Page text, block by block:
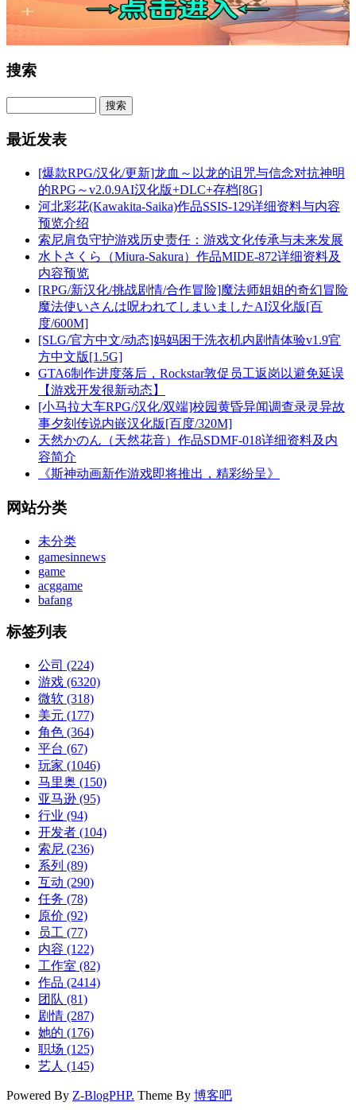
搜索
最近发表
[爆款RPG/汉化/更新]龙血～以龙的诅咒与信念对抗神明
的RPG～v2.0.9AI汉化版+DLC+存档[8G]
河北彩花(Kawakita-Saika)作品SSIS-129详细资料与内容
预览介绍
索尼肩负守护游戏历史责任：游戏文化传承与未来发展
水卜さくら（Miura-Sakura）作品MIDE-872详细资料及
内容预览
[RPG/新汉化/挑战剧情/合作冒险]魔法师姐姐的奇幻冒险
魔法使いさんは呪われてしまいましたAI汉化版[百
度/600M]
[SLG/官方中文/动态]妈妈困于洗衣机内剧情体验v1.9官
方中文版[1.5G]
GTA6制作进度落后，Rockstar敦促员工返岗以避免延误
【游戏开发很新动态】
[小马拉大车RPG/汉化/双端]校园黄昏异闻调查录灵异故
事夕刻传说内嵌汉化版[百度/320M]
天然かのん（天然花音）作品SDMF-018详细资料及内
容简介
《斯神动画新作游戏即将推出，精彩纷呈》
网站分类
未分类
gamesinnews
game
acggame
bafang
标签列表
公司 (224)
游戏 (6320)
微软 (318)
美元 (177)
角色 (364)
平台 (67)
玩家 (1046)
马里奥 (150)
亚马逊 (95)
行业 (94)
开发者 (104)
索尼 (236)
系列 (89)
互动 (290)
任务 (78)
原价 (92)
员工 (77)
内容 (122)
工作室 (82)
作品 (2414)
团队 (81)
剧情 (287)
她的 (176)
职场 (125)
艺人 (145)
Powered By Z-BlogPHP. Theme By 博客吧